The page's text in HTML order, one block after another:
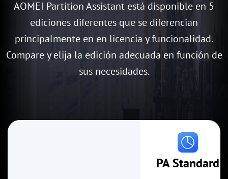
AOMEI Partition Assistant está disponible en 5
ediciones diferentes que se diferencian
principalmente en en licencia y funcionalidad.
Compare y elija la edición adecuada en función de
sus necesidades.
PA Standard